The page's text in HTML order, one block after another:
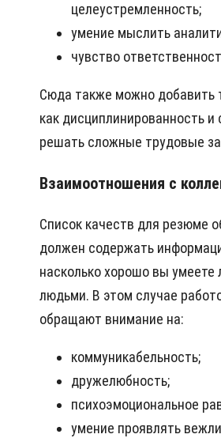
целеустремленность;
умение мыслить
чувство
Сюда также можно добавить
как дисциплинированность и
решать сложные трудовые
Взаимоотношения с
Список качеств для резюме
должен содержать
насколько хорошо вы умеете
людьми. В этом случае
обращают внимание на:
коммуникабельность;
дружелюбность;
психоэмоциональное
умение проявлять